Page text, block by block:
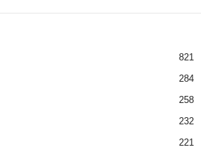
821
284
258
232
221